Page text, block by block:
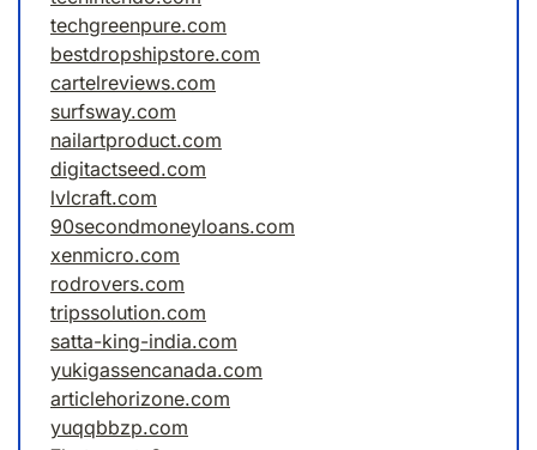
techgreenpure.com
bestdropshipstore.com
cartelreviews.com
surfsway.com
nailartproduct.com
digitactseed.com
lvlcraft.com
90secondmoneyloans.com
xenmicro.com
rodrovers.com
tripssolution.com
satta-king-india.com
yukigassencanada.com
articlehorizone.com
yuqqbbzp.com